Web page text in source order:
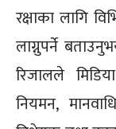
रक्षाका लागि
लाग्नुपर्ने
रिजालले
नियमन,